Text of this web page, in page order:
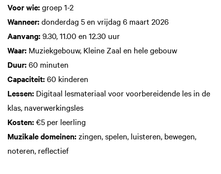
Voor wie:groep 1-2
Wanneer:donderdag 5 en vrijdag 6 maart 2026
Aanvang:9.30, 11.00 en 12.30 uur
Waar: Muziekgebouw, Kleine Zaal en hele gebouw
Duur:60 minuten
Capaciteit:60 kinderen
Lessen: Digitaal lesmateriaal voor voorbereidende les in de
klas, naverwerkingsles
Kosten:€5 per leerling
Muzikale domeinen:zingen, spelen, luisteren, bewegen,
noteren, reflectief